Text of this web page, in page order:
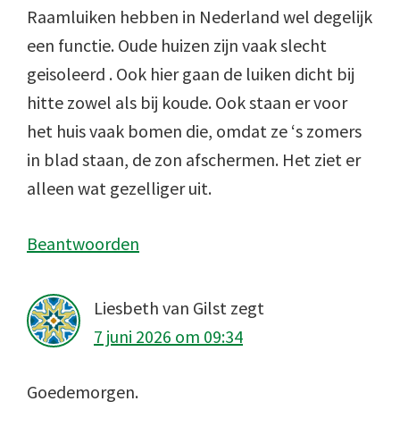
Raamluiken hebben in Nederland wel degelijk
een functie. Oude huizen zijn vaak slecht
geisoleerd . Ook hier gaan de luiken dicht bij
hitte zowel als bij koude. Ook staan er voor
het huis vaak bomen die, omdat ze ‘s zomers
in blad staan, de zon afschermen. Het ziet er
alleen wat gezelliger uit.
Beantwoorden
Liesbeth van Gilst zegt
7 juni 2026 om 09:34
Goedemorgen.